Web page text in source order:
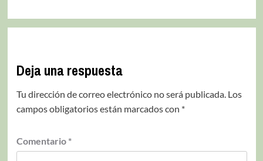
Deja una respuesta
Tu dirección de correo electrónico no será publicada. Los
campos obligatorios están marcados con *
Comentario *